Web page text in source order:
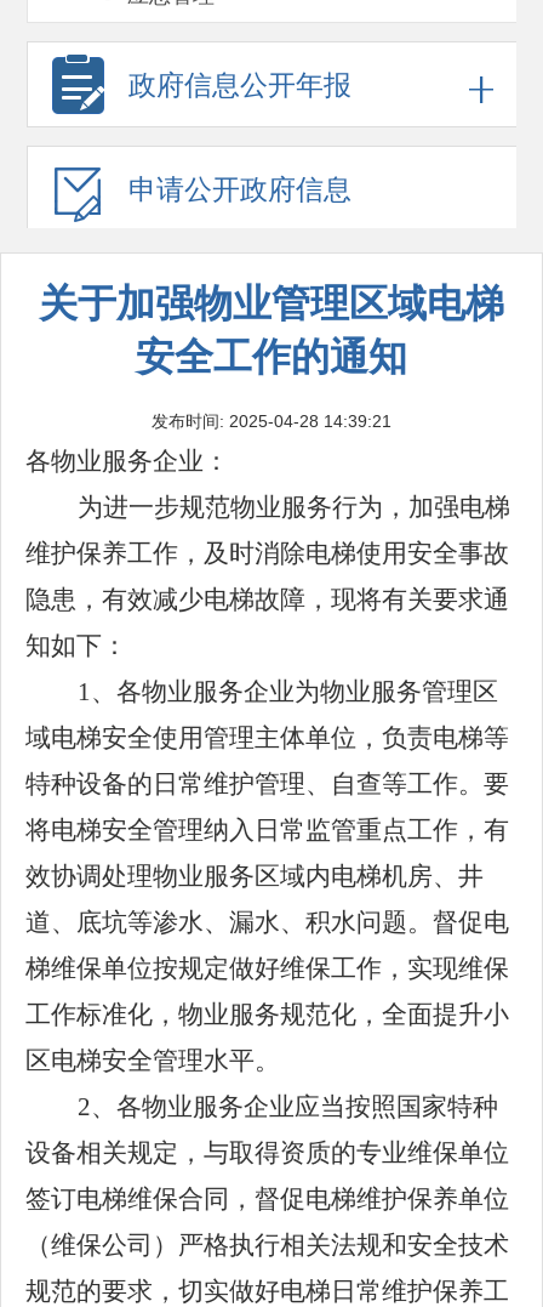
政府信息公开年报
申请公开政府信息
关于加强物业管理区域电梯
安全工作的通知
发布时间: 2025-04-28 14:39:21
各物业服务企业：
为进一步规范物业服务行为， 加强电梯
维护保养工作，及时消除电梯使用安全事故
隐患，有效减少电梯故障 ， 现将有关要求通
知如下：
1、 各物业服务企业为物业服务管理区
域电梯安全使用管理主体单位 ， 负责电梯等
特种设备的日常维护管理、自查等工作。 要
将电梯安全管理纳入日常监管重点工作，有
效协调处理物业服务区域内电梯机房、井
道、底坑等渗水、漏水、积水问题。督促电
梯维保单位按规定做好维保工作，实现维保
工作标准化，物业服务规范化，全面提升小
区电梯安全管理水平。
2、各物业服务企业应当按照国家特种
设备相关规定，与取得资质的专业维保单位
签订电梯维保合同，督促电梯维护保养单位
（维保公司）严格执行相关法规和安全技术
规范的要求，切实做好电梯日常维护保养工